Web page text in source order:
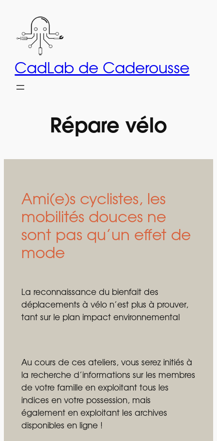
contenu
CadLab de Caderousse
Répare vélo
Ami(e)s cyclistes, les
mobilités douces ne
sont pas qu’un effet de
mode
La reconnaissance du bienfait des
déplacements à vélo n’est plus à prouver,
tant sur le plan impact environnemental
Au cours de ces ateliers, vous serez initiés à
la recherche d’informations sur les membres
de votre famille en exploitant tous les
indices en votre possession, mais
également en exploitant les archives
disponibles en ligne !